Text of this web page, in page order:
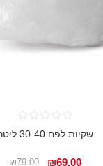
שקיות לפח 30-40 ליטר
₪69.00
₪79.00